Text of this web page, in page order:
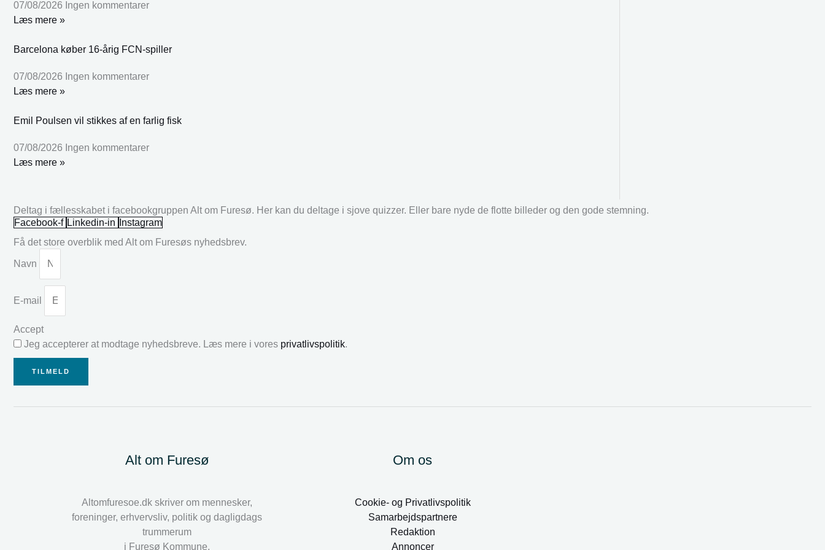
07/08/2026 Ingen kommentarer
Læs mere »
Barcelona køber 16-årig FCN-spiller
07/08/2026 Ingen kommentarer
Læs mere »
Emil Poulsen vil stikkes af en farlig fisk
07/08/2026 Ingen kommentarer
Læs mere »
Deltag i fællesskabet i facebookgruppen Alt om Furesø. Her kan du deltage i sjove quizzer. Eller bare nyde de flotte billeder og den gode stemning.
Facebook-f Linkedin-in
Instagram
Få det store overblik med Alt om Furesøs nyhedsbrev.
Navn
E-mail
Accept
Jeg accepterer at modtage nyhedsbreve. Læs mere i vores privatlivspolitik.
TILMELD
Alt om Furesø
Altomfuresoe.dk skriver om mennesker,
foreninger, erhvervsliv, politik og dagligdags
trummerum
i Furesø Kommune.
Om os
Cookie- og Privatlivspolitik
Samarbejdspartnere
Redaktion
Annoncer